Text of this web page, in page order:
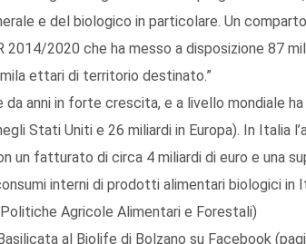
e del biologico in particolare. Un
2014/2020 che ha messo a disposizione 87
ettari di territorio destinato.”
anni in forte crescita, e a livello mondiale
Stati Uniti e 26 miliardi in Europa). In Italia
un fatturato di circa 4 miliardi di euro e una
interni di prodotti alimentari biologici in
Agricole Alimentari e Forestali)
al Biolife di Bolzano su Facebook